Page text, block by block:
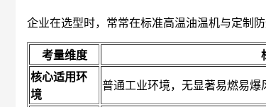
企业在选型时，常常在标准高温油温机与定制
考量维度
核心适用环
境
普通工业环境，无显著易燃易爆